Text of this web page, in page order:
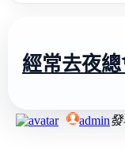
經常去夜
admin